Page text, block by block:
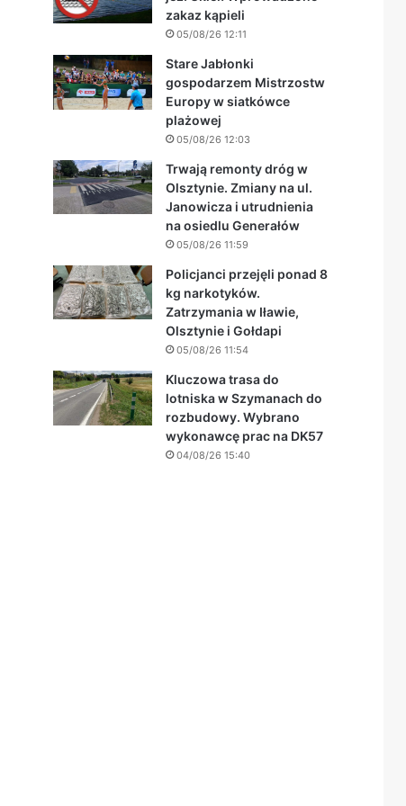
zakaz kąpieli
05/08/26 12:11
Stare Jabłonki
gospodarzem Mistrzostw
Europy w siatkówce
plażowej
05/08/26 12:03
Trwają remonty dróg w
Olsztynie. Zmiany na ul.
Janowicza i utrudnienia
na osiedlu Generałów
05/08/26 11:59
Policjanci przejęli ponad 8
kg narkotyków.
Zatrzymania w Iławie,
Olsztynie i Gołdapi
05/08/26 11:54
Kluczowa trasa do
lotniska w Szymanach do
rozbudowy. Wybrano
wykonawcę prac na DK57
04/08/26 15:40